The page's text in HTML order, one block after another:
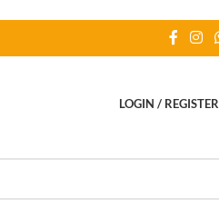
LOGIN / REGISTER